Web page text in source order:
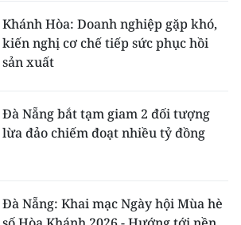
Khánh Hòa: Doanh nghiệp gặp khó,
kiến nghị cơ chế tiếp sức phục hồi
sản xuất
Đà Nẵng bắt tạm giam 2 đối tượng
lừa đảo chiếm đoạt nhiều tỷ đồng
Đà Nẵng: Khai mạc Ngày hội Mùa hè